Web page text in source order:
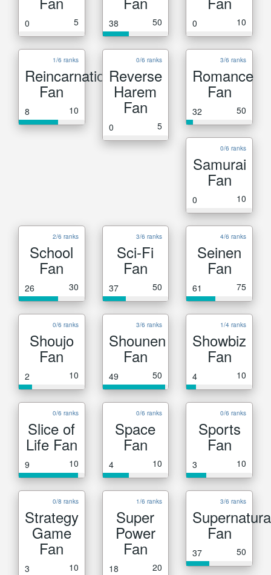
0 5 38 50 0 10
1/6 ranks
Reincarnation
Fan
8 10
0/6 ranks
Reverse
Harem
Fan
0 5
3/6 ranks
Romance
Fan
32 50
0/6 ranks
Samurai
Fan
0 10
2/6 ranks
School
Fan
26 30
3/6 ranks
Sci-Fi
Fan
37 50
4/6 ranks
Seinen
Fan
61 75
0/6 ranks
Shoujo
Fan
2 10
3/6 ranks
Shounen
Fan
49 50
1/4 ranks
Showbiz
Fan
4 10
0/6 ranks
Slice of
Life Fan
9 10
0/6 ranks
Space
Fan
4 10
0/6 ranks
Sports
Fan
3 10
0/8 ranks
Strategy
Game
Fan
3 10
1/6 ranks
Super
Power
Fan
18 20
3/6 ranks
Fan
37 50